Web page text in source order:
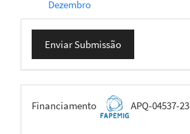
Dezembro
Enviar
Submissão
Enviar Submissão
FAPEMIG
Financiamento APQ-04537-23